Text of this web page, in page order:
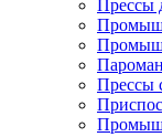
Прессы
Прессы